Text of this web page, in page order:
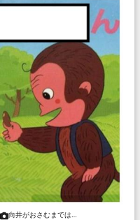
向井がおさむまでは…